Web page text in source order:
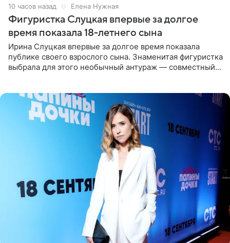
10 часов назад Елена Нужная
Фигуристка Слуцкая впервые за долгое
время показала 18-летнего сына
Ирина Слуцкая впервые за долгое время показала
публике своего взрослого сына. Знаменитая фигуристка
выбрала для этого необычный антураж — совместный